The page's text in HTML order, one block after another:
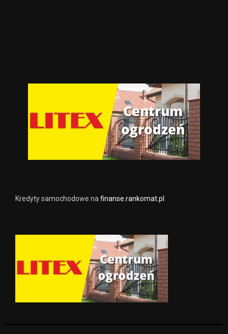
Kredyty samochodowe na finanse.rankomat.pl